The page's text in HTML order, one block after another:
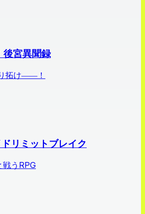
後宮異聞録
拓け――！
リミットブレイク
戦うRPG